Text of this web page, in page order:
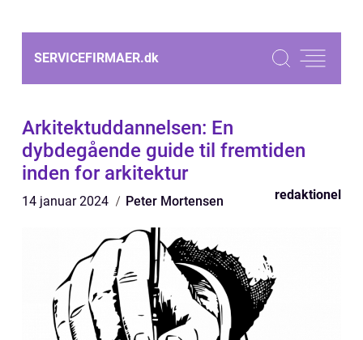
SERVICEFIRMAER.dk
Arkitektuddannelsen: En
dybdegående guide til fremtiden
inden for arkitektur
14 januar 2024 Peter Mortensen redaktionel